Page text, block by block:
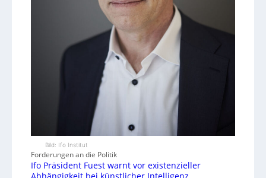
Bild: Ifo Institut
Forderungen an die Politik
Ifo Präsident Fuest warnt vor existenzieller
Abhängigkeit bei künstlicher Intelligenz